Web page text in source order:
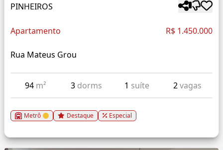
PINHEIROS
Apartamento R$ 1.450.000
Rua Mateus Grou
94 m² 3 dorms 1 suíte 2vagas
Metrô Destaque Especial